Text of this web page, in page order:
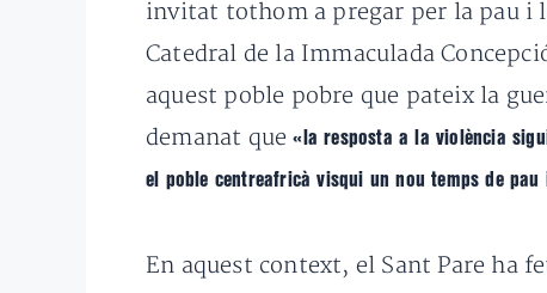
invitat tothom a pregar per la pau i
Catedral de la Immaculada
aquest poble pobre que pateix la
demanat que «la resposta a la violència
el poble centreafricà visqui un nou temps de pau
En aquest context, el Sant Pare ha